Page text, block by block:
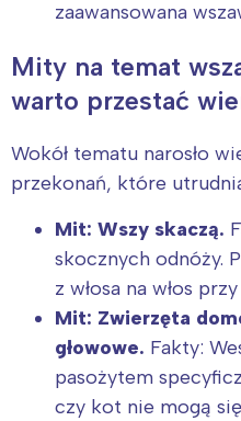
zaawansowana
Mity na temat
warto przestać
Wokół tematu narosło
przekonań, które
Mit: Wszy skaczą.
skocznych odnóży.
z włosa na włos
Mit: Zwierzęta
głowowe. Fakty:
pasożytem
czy kot nie mogą